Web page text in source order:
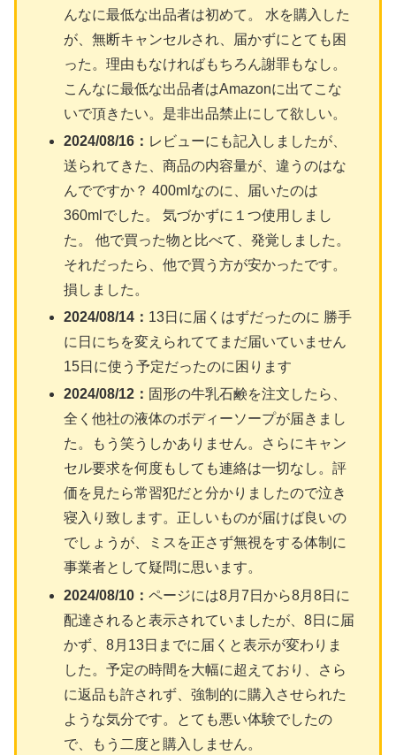
んなに最低な出品者は初めて。 水を購入した
が、無断キャンセルされ、届かずにとても困
った。理由もなければもちろん謝罪もなし。
こんなに最低な出品者はAmazonに出てこな
いで頂きたい。是非出品禁止にして欲しい。
2024/08/16： レビューにも記入しましたが、
送られてきた、商品の内容量が、違うのはな
んでですか？ 400mlなのに、届いたのは
360mlでした。 気づかずに１つ使用しまし
た。 他で買った物と比べて、発覚しました。
それだったら、他で買う方が安かったです。
損しました。
2024/08/14： 13日に届くはずだったのに 勝手
に日にちを変えられててまだ届いていません
15日に使う予定だったのに困ります
2024/08/12： 固形の牛乳石鹸を注文したら、
全く他社の液体のボディーソープが届きまし
た。もう笑うしかありません。さらにキャン
セル要求を何度もしても連絡は一切なし。評
価を見たら常習犯だと分かりましたので泣き
寝入り致します。正しいものが届けば良いの
でしょうが、ミスを正さず無視をする体制に
事業者として疑問に思います。
2024/08/10：ページには8月7日から8月8日に
配達されると表示されていましたが、8日に届
かず、8月13日までに届くと表示が変わりま
した。予定の時間を大幅に超えており、さら
に返品も許されず、強制的に購入させられた
ような気分です。とても悪い体験でしたの
で、もう二度と購入しません。